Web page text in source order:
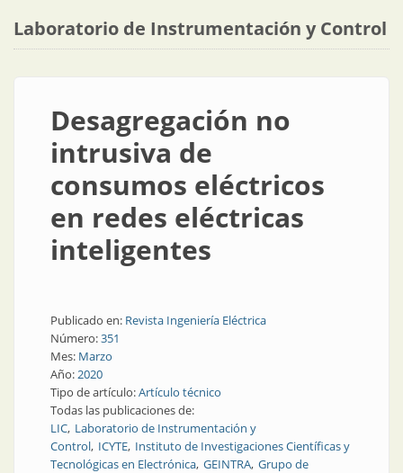
Laboratorio de Instrumentación y Control
Desagregación no
intrusiva de
consumos eléctricos
en redes eléctricas
inteligentes
Publicado en: Revista Ingeniería Eléctrica
Número:351
Mes: Marzo
Año:2020
Tipo de artículo:Artículo técnico
Todas las publicaciones de:
LIC Laboratorio de Instrumentación y
Control ICYTE Instituto de Investigaciones Científicas y
Tecnológicas en Electrónica GEINTRA Grupo de